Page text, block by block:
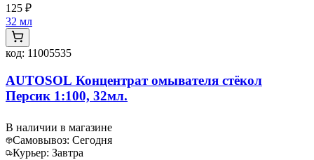
125 ₽
32 мл
код: 11005535
AUTOSOL Концентрат омывателя стёкол
Персик 1:100, 32мл.
В наличии в магазине
Самовывоз: Сегодня
Курьер: Завтра